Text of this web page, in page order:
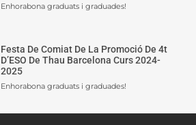
Enhorabona graduats i graduades!
Festa De Comiat De La Promoció De 4t
D’ESO De Thau Barcelona Curs 2024-
2025
Enhorabona graduats i graduades!